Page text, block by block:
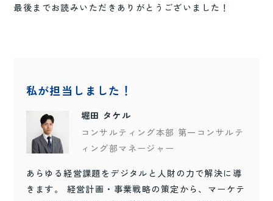
最後までお読みいただきありがとうございました！
私が担当しました！
堀田 タケル
コンサルティング本部 第一コンサルテ
ィング部マネージャー
あらゆる経営課題をデジタルと人財の力で解決に導
きます。 経営計画・事業戦略の策定から、マーケテ